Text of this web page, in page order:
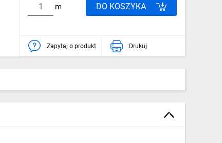
m DO KOSZYKA
Zapytaj o produkt Drukuj